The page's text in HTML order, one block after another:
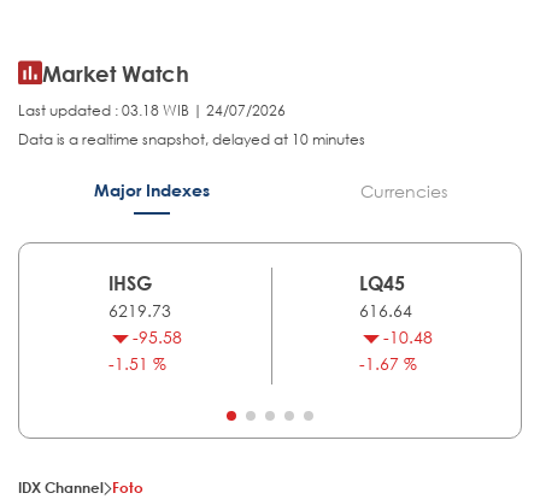
Market Watch
Last updated : 03.18 WIB | 24/07/2026
Data is a realtime snapshot, delayed at 10 minutes
Major Indexes Currencies
IHSG
6219.73
-95.58
-1.51 %
LQ45
616.64
-10.48
-1.67 %
IDX Channel Foto